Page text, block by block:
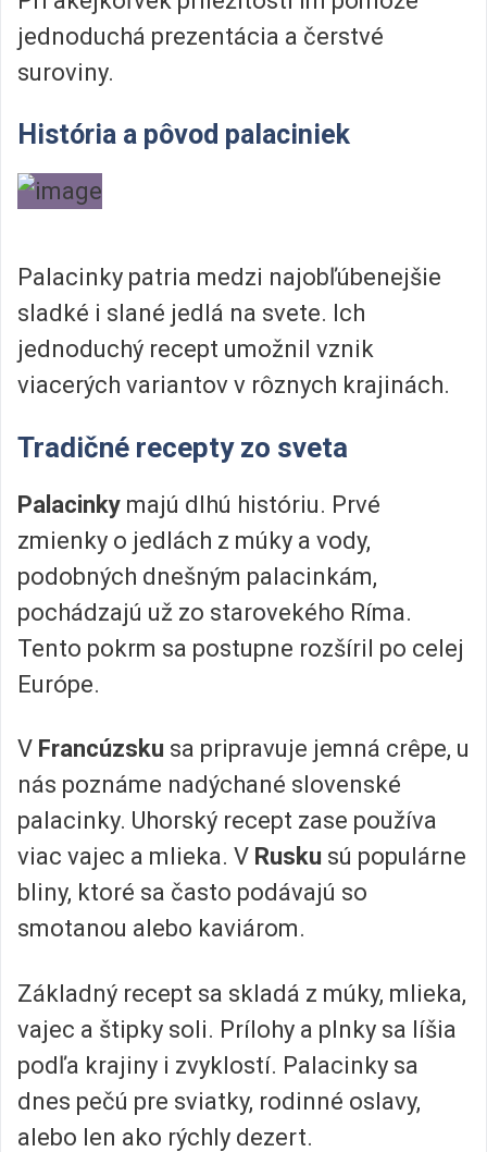
jednoduchá prezentácia a čerstvé
suroviny.
História a pôvod palaciniek
Palacinky patria medzi najobľúbenejšie
sladké i slané jedlá na svete. Ich
jednoduchý recept umožnil vznik
viacerých variantov v rôznych krajinách.
Tradičné recepty zo sveta
Palacinky majú dlhú históriu. Prvé
zmienky o jedlách z múky a vody,
podobných dnešným palacinkám,
pochádzajú už zo starovekého Ríma.
Tento pokrm sa postupne rozšíril po celej
Európe.
V Francúzsku sa pripravuje jemná crêpe, u
nás poznáme nadýchané slovenské
palacinky. Uhorský recept zase používa
viac vajec a mlieka. V Rusku sú populárne
bliny, ktoré sa často podávajú so
smotanou alebo kaviárom.
Základný recept sa skladá z múky, mlieka,
vajec a štipky soli. Prílohy a plnky sa líšia
podľa krajiny i zvyklostí. Palacinky sa
dnes pečú pre sviatky, rodinné oslavy,
alebo len ako rýchly dezert.